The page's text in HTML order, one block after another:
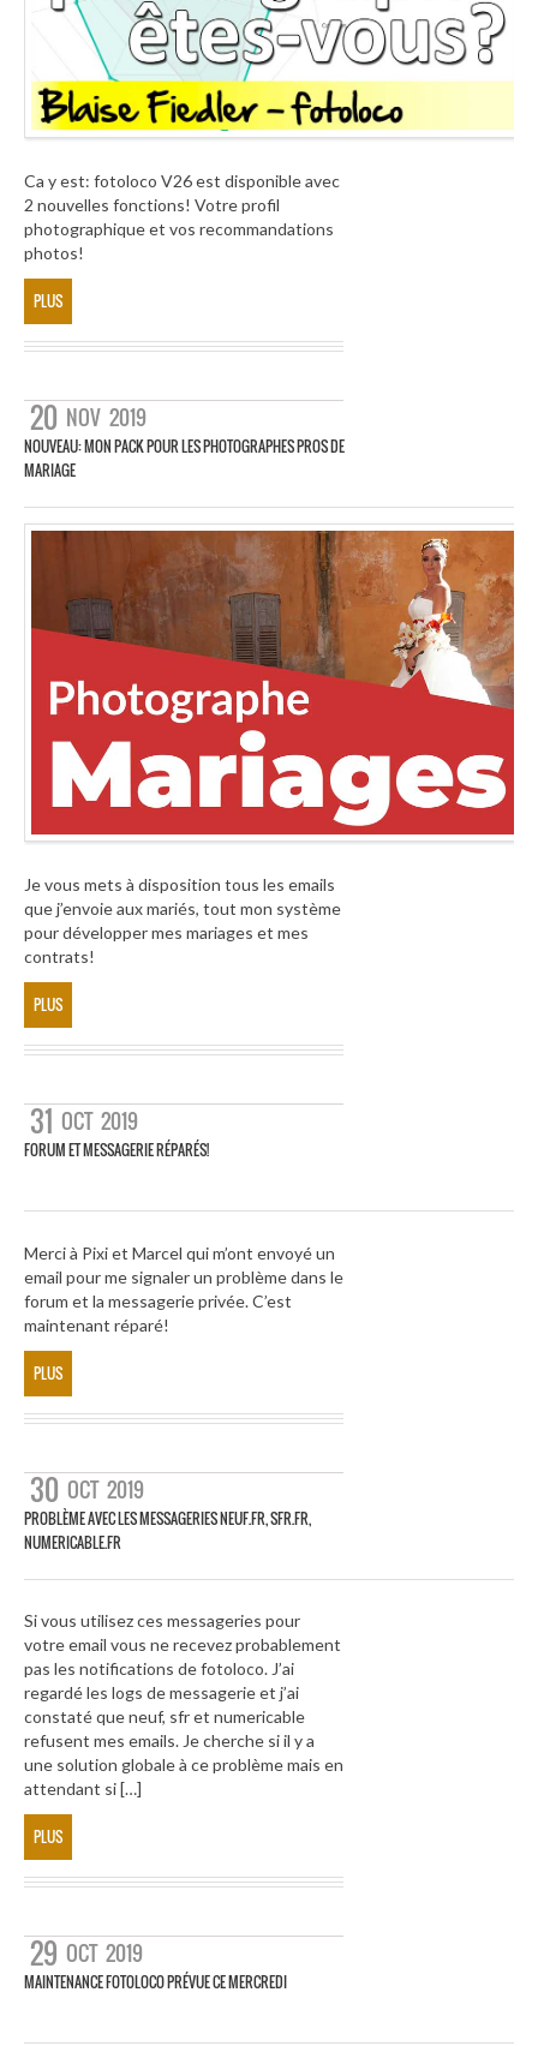
Ca y est: fotoloco V26 est disponible avec
2 nouvelles fonctions! Votre profil
photographique et vos recommandations
photos!
PLUS
20 NOV 2019
NOUVEAU: MON PACK POUR LES PHOTOGRAPHES PROS DE
MARIAGE
Je vous mets à disposition tous les emails
que j’envoie aux mariés, tout mon système
pour développer mes mariages et mes
contrats!
PLUS
31 OCT 2019
FORUM ET MESSAGERIE RÉPARÉS!
Merci à Pixi et Marcel qui m’ont envoyé un
email pour me signaler un problème dans le
forum et la messagerie privée. C’est
maintenant réparé!
PLUS
30 OCT 2019
PROBLÈME AVEC LES MESSAGERIES NEUF.FR, SFR.FR,
NUMERICABLE.FR
Si vous utilisez ces messageries pour
votre email vous ne recevez probablement
pas les notifications de fotoloco. J’ai
regardé les logs de messagerie et j’ai
constaté que neuf, sfr et numericable
refusent mes emails. Je cherche si il y a
une solution globale à ce problème mais en
attendant si […]
PLUS
29 OCT 2019
MAINTENANCE FOTOLOCO PRÉVUE CE MERCREDI